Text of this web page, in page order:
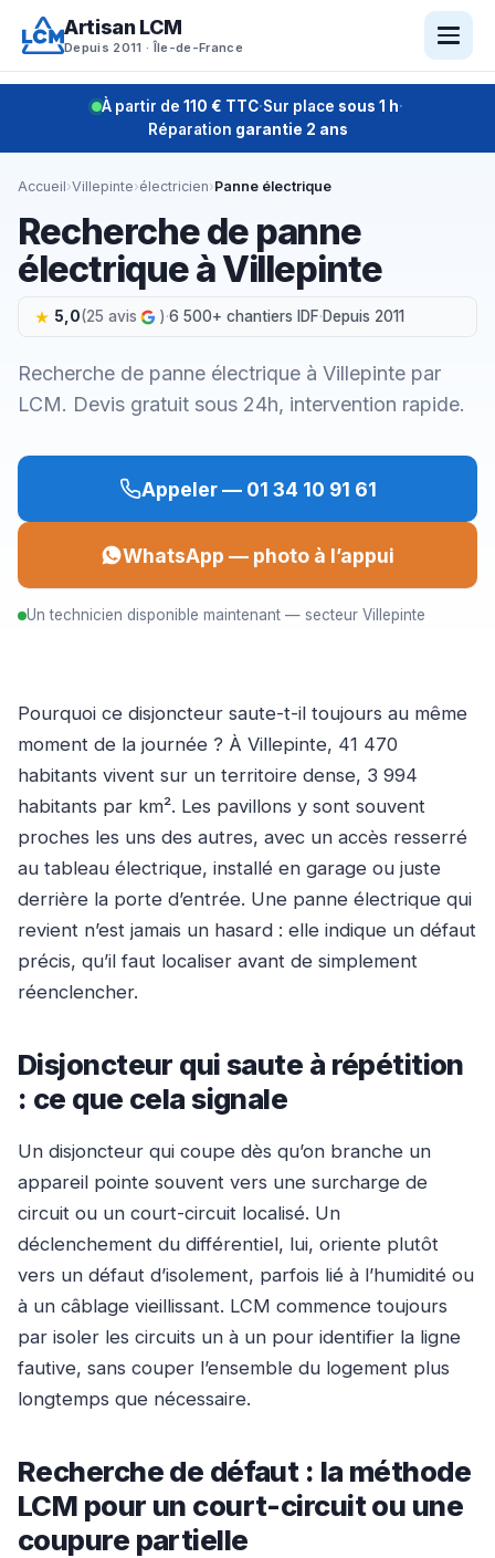
contenu
Artisan LCM
Depuis 2011 · Île-de-France
À partir de 110 € TTC·Sur place sous 1 h·
Réparation garantie 2 ans
Accueil›Villepinte›électricien›Panne électrique
Recherche de panne
électrique à Villepinte
5,0(25 avis )·6 500+ chantiers IDF·Depuis 2011
Recherche de panne électrique à Villepinte par
LCM. Devis gratuit sous 24h, intervention rapide.
Appeler — 01 34 10 91 61
WhatsApp — photo à l’appui
Un technicien disponible maintenant — secteur Villepinte
Pourquoi ce disjoncteur saute-t-il toujours au même
moment de la journée ? À Villepinte, 41 470
habitants vivent sur un territoire dense, 3 994
habitants par km². Les pavillons y sont souvent
proches les uns des autres, avec un accès resserré
au tableau électrique, installé en garage ou juste
derrière la porte d’entrée. Une panne électrique qui
revient n’est jamais un hasard : elle indique un défaut
précis, qu’il faut localiser avant de simplement
réenclencher.
Disjoncteur qui saute à répétition
: ce que cela signale
Un disjoncteur qui coupe dès qu’on branche un
appareil pointe souvent vers une surcharge de
circuit ou un court-circuit localisé. Un
déclenchement du différentiel, lui, oriente plutôt
vers un défaut d’isolement, parfois lié à l’humidité ou
à un câblage vieillissant. LCM commence toujours
par isoler les circuits un à un pour identifier la ligne
fautive, sans couper l’ensemble du logement plus
longtemps que nécessaire.
Recherche de défaut : la méthode
LCM pour un court-circuit ou une
coupure partielle